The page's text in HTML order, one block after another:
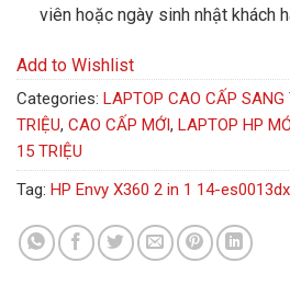
viên hoặc ngày sinh nhật khách
Add to Wishlist
Categories: LAPTOP CAO CẤP SANG
TRIỆU, CAO CẤP MỚI, LAPTOP HP
15 TRIỆU
Tag: HP Envy X360 2 in 1 14-es0013dx